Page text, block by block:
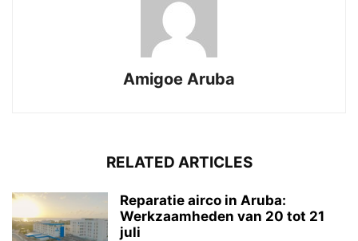
Amigoe Aruba
RELATED ARTICLES
Reparatie airco in Aruba:
Werkzaamheden van 20 tot 21
juli